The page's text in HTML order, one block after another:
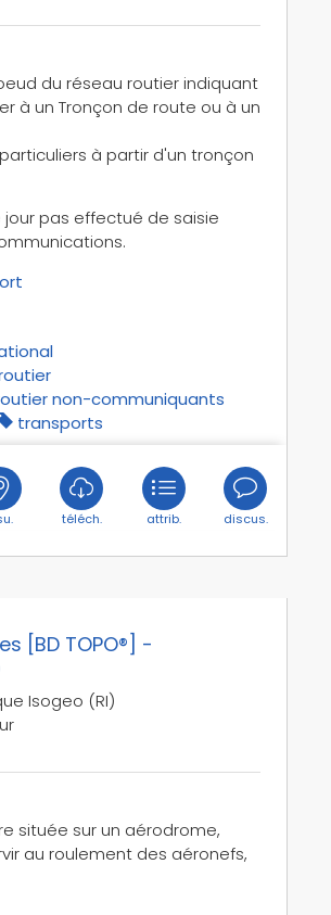
du réseau routier indiquant
à un Tronçon de route ou à un
à partir d'un tronçon
jour pas effectué de saisie
non-communiquants
transports
téléch. attrib. discus.
[BD TOPO®] -
Isogeo (RI)
située sur un aérodrome,
au roulement des aéronefs,